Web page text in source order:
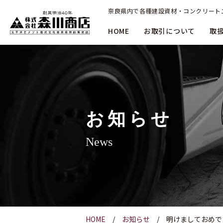
奈良県内で各種建設資材・コンクリー
HOME お取引について 取
お知らせ
News
HOME お知らせ 明けましておめ